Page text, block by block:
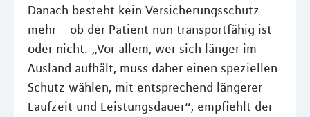
Danach besteht kein Versicherungsschutz
mehr – ob der Patient nun transportfähig ist
oder nicht. „Vor allem, wer sich länger im
Ausland aufhält, muss daher einen speziellen
Schutz wählen, mit entsprechend längerer
Laufzeit und Leistungsdauer“, empfiehlt der